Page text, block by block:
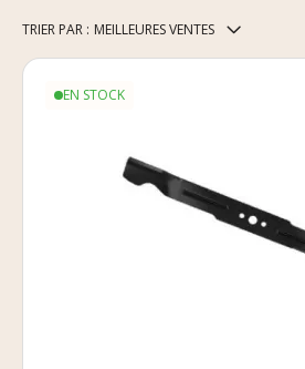
TRIER PAR : MEILLEURES VENTES
EN STOCK